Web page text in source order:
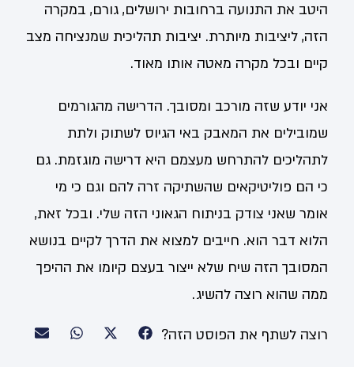
היטב את התנועה ברחובות ירושלים, גורם, במקרה
הזה, ליציבות מיותרת. יציבות תהליכית שמנציחה מצב
קיים ובכל מקרה מאטה אותו מאוד.
אני יודע שזה מורכב ומסובך. הדרישה מהגורמים
שמובילים את המאבק באי הגיוס לשתוק ולתת
לתהליכים להתרחש מעצמם היא דרישה מוגזמת. גם
כי הם פוליטיקאים שהשתיקה זרה להם וגם כי מי
אומר שאני צודק בניתוח הגאוני הזה שלי. ובכל זאת,
הלוא דבר הוא. חייבים למצוא את הדרך לקיים בנושא
המסובך הזה שיח שלא ייצור בעצם קיומו את ההיפך
ממה שהוא רוצה להשיג.
רוצה לשתף את הפוסט הזה?